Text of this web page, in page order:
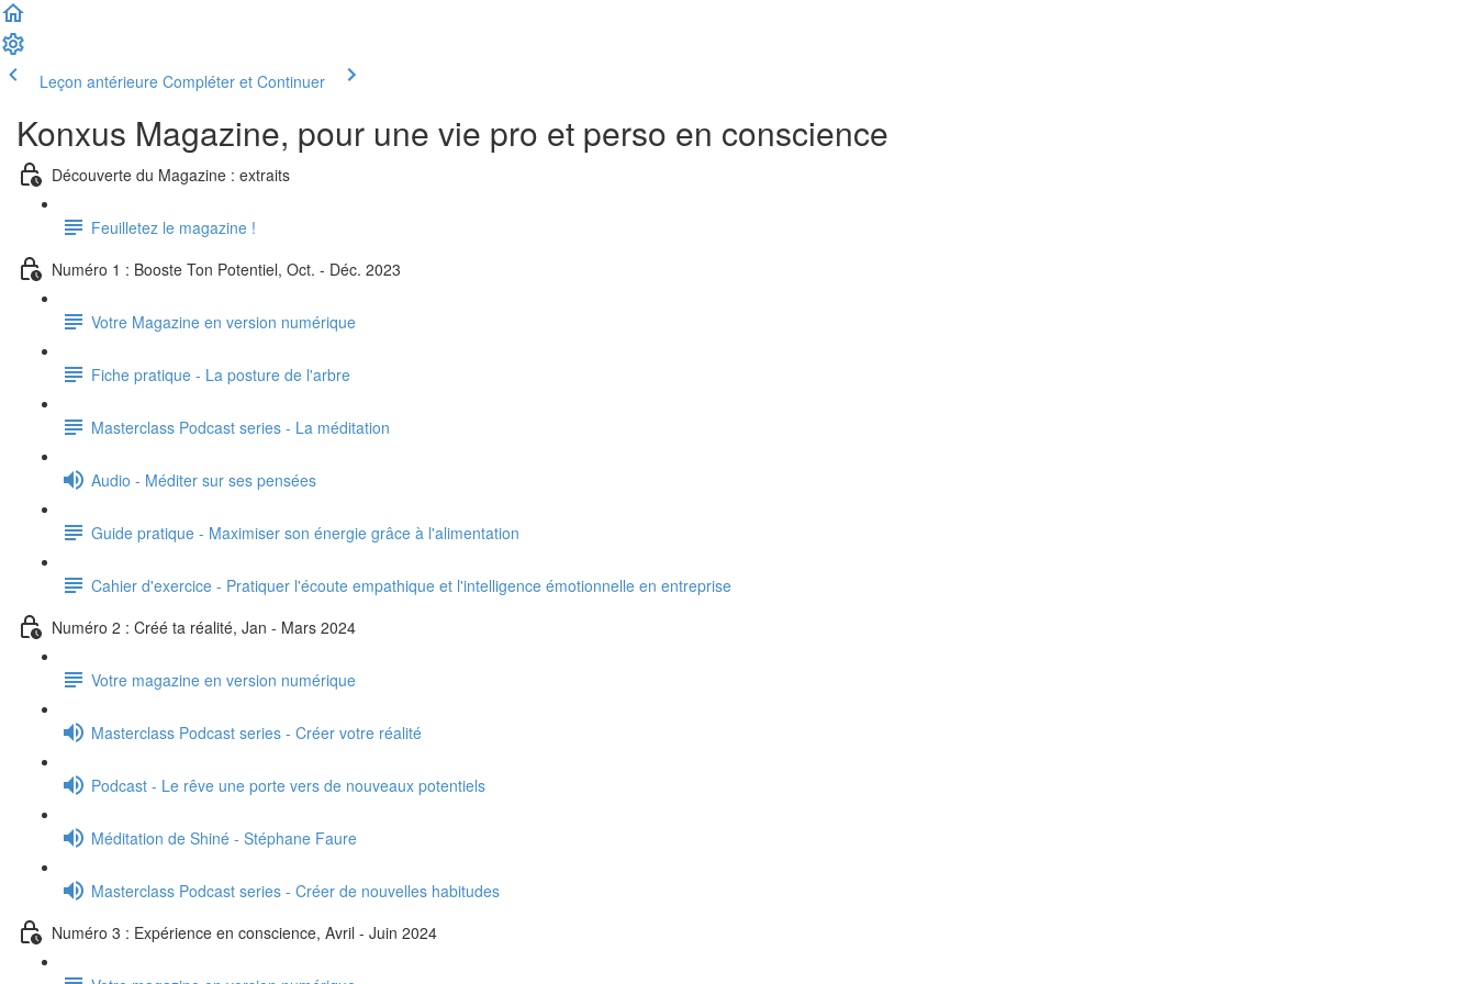
Leçon antérieure Compléter et Continuer
Konxus Magazine, pour une vie pro et perso en conscience
Découverte du Magazine : extraits
Feuilletez le magazine !
Numéro 1 : Booste Ton Potentiel, Oct. - Déc. 2023
Votre Magazine en version numérique
Fiche pratique - La posture de l'arbre
Masterclass Podcast series - La méditation
Audio - Méditer sur ses pensées
Guide pratique - Maximiser son énergie grâce à l'alimentation
Cahier d'exercice - Pratiquer l'écoute empathique et l'intelligence émotionnelle en entreprise
Numéro 2 : Créé ta réalité, Jan - Mars 2024
Votre magazine en version numérique
Masterclass Podcast series - Créer votre réalité
Podcast - Le rêve une porte vers de nouveaux potentiels
Méditation de Shiné - Stéphane Faure
Masterclass Podcast series - Créer de nouvelles habitudes
Numéro 3 : Expérience en conscience, Avril - Juin 2024